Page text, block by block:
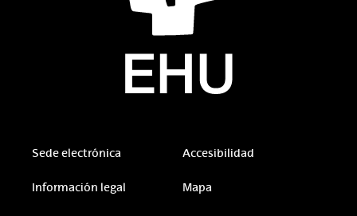
Sede electrónica Accesibilidad
Información legal Mapa